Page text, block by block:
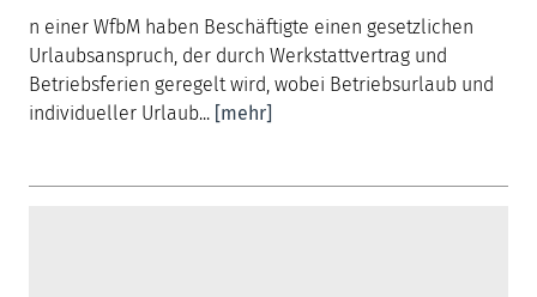
n einer WfbM haben Beschäftigte einen gesetzlichen
Urlaubsanspruch, der durch Werkstattvertrag und
Betriebsferien geregelt wird, wobei Betriebsurlaub und
individueller Urlaub... [mehr]